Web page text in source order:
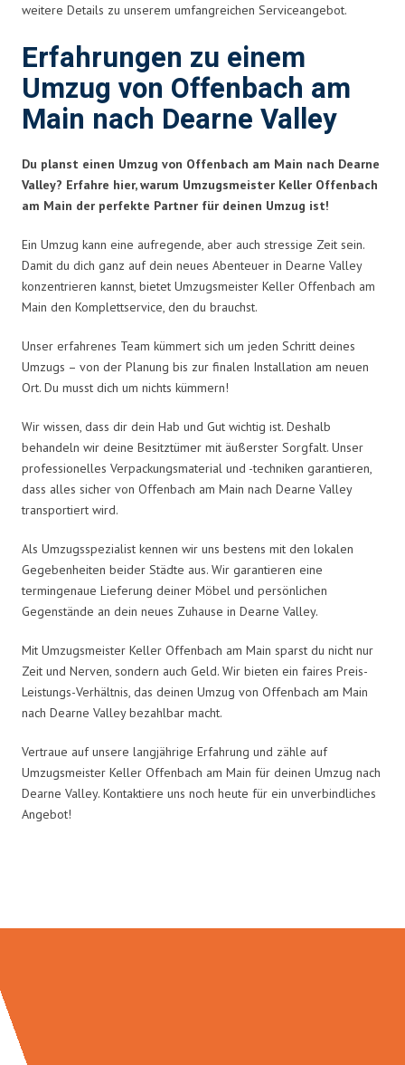
weitere Details zu unserem umfangreichen Serviceangebot.
Erfahrungen zu einem
Umzug von Offenbach am
Main nach Dearne Valley
Du planst einen Umzug von Offenbach am Main nach Dearne
Valley? Erfahre hier, warum Umzugsmeister Keller Offenbach
am Main der perfekte Partner für deinen Umzug ist!
Ein Umzug kann eine aufregende, aber auch stressige Zeit sein.
Damit du dich ganz auf dein neues Abenteuer in Dearne Valley
konzentrieren kannst, bietet Umzugsmeister Keller Offenbach am
Main den Komplettservice, den du brauchst.
Unser erfahrenes Team kümmert sich um jeden Schritt deines
Umzugs – von der Planung bis zur finalen Installation am neuen
Ort. Du musst dich um nichts kümmern!
Wir wissen, dass dir dein Hab und Gut wichtig ist. Deshalb
behandeln wir deine Besitztümer mit äußerster Sorgfalt. Unser
professionelles Verpackungsmaterial und -techniken garantieren,
dass alles sicher von Offenbach am Main nach Dearne Valley
transportiert wird.
Als Umzugsspezialist kennen wir uns bestens mit den lokalen
Gegebenheiten beider Städte aus. Wir garantieren eine
termingenaue Lieferung deiner Möbel und persönlichen
Gegenstände an dein neues Zuhause in Dearne Valley.
Mit Umzugsmeister Keller Offenbach am Main sparst du nicht nur
Zeit und Nerven, sondern auch Geld. Wir bieten ein faires Preis-
Leistungs-Verhältnis, das deinen Umzug von Offenbach am Main
nach Dearne Valley bezahlbar macht.
Vertraue auf unsere langjährige Erfahrung und zähle auf
Umzugsmeister Keller Offenbach am Main für deinen Umzug nach
Dearne Valley. Kontaktiere uns noch heute für ein unverbindliches
Angebot!